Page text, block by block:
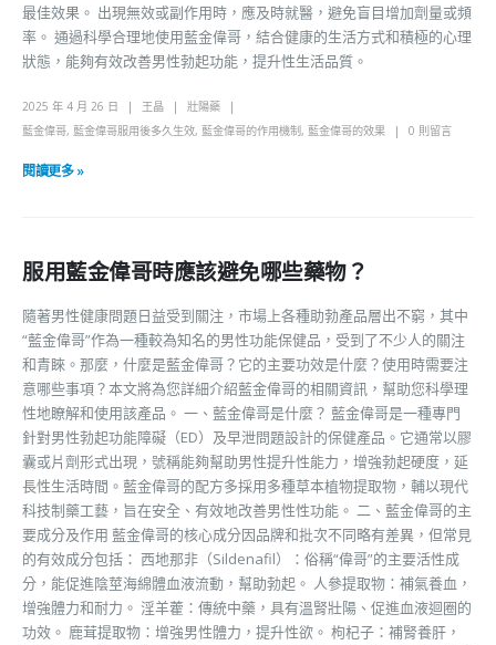
最佳效果。 出現無效或副作用時，應及時就醫，避免盲目增加劑量或頻
率。 通過科學合理地使用藍金偉哥，結合健康的生活方式和積極的心理
狀態，能夠有效改善男性勃起功能，提升性生活品質。
2025 年 4 月 26 日 王晶
壯陽藥
藍金偉哥, 藍金偉哥服用後多久生效, 藍金偉哥的作用機制, 藍金偉哥的效果 0 則留言
閱讀更多 »
服用藍金偉哥時應該避免哪些藥物？
隨著男性健康問題日益受到關注，市場上各種助勃產品層出不窮，其中
“藍金偉哥”作為一種較為知名的男性功能保健品，受到了不少人的關注
和青睞。那麼，什麼是藍金偉哥？它的主要功效是什麼？使用時需要注
意哪些事項？本文將為您詳細介紹藍金偉哥的相關資訊，幫助您科學理
性地瞭解和使用該產品。 一、藍金偉哥是什麼？ 藍金偉哥是一種專門
針對男性勃起功能障礙（ED）及早泄問題設計的保健產品。它通常以膠
囊或片劑形式出現，號稱能夠幫助男性提升性能力，增強勃起硬度，延
長性生活時間。藍金偉哥的配方多採用多種草本植物提取物，輔以現代
科技制藥工藝，旨在安全、有效地改善男性性功能。 二、藍金偉哥的主
要成分及作用 藍金偉哥的核心成分因品牌和批次不同略有差異，但常見
的有效成分包括： 西地那非（Sildenafil）：俗稱“偉哥”的主要活性成
分，能促進陰莖海綿體血液流動，幫助勃起。 人參提取物：補氣養血，
增強體力和耐力。 淫羊藿：傳統中藥，具有溫腎壯陽、促進血液迴圈的
功效。 鹿茸提取物：增強男性體力，提升性欲。 枸杞子：補腎養肝，